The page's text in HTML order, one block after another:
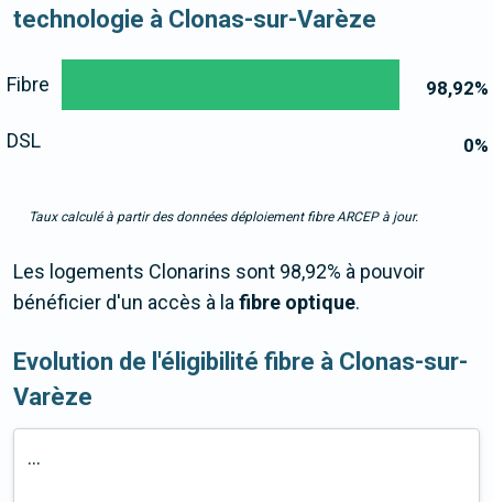
technologie à Clonas-sur-Varèze
98,92%
0%
Fibre
DSL
Taux calculé à partir des données déploiement fibre ARCEP à jour.
Les logements Clonarins sont 98,92% à pouvoir
bénéficier d'un accès à lafibre optique.
Evolution de l'éligibilité fibre à Clonas-sur-
Varèze
...